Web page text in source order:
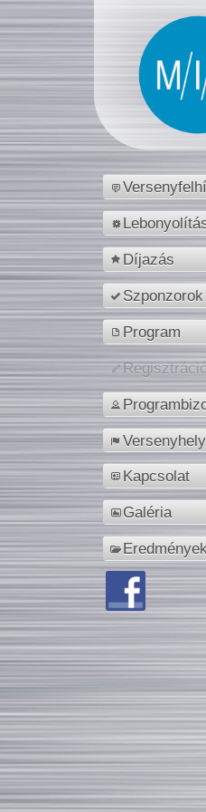
Díjazás
Szponzorok
Program
Kapcsolat
Galéria
Eredmények